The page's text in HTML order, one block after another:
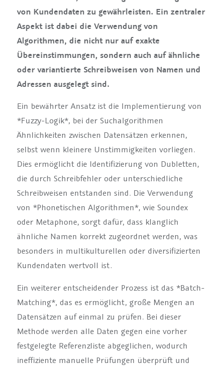
von Kundendaten zu gewährleisten. Ein zentraler
Aspekt ist dabei die Verwendung von
Algorithmen, die nicht nur auf exakte
Übereinstimmungen, sondern auch auf ähnliche
oder variantierte Schreibweisen von Namen und
Adressen ausgelegt sind.
Ein bewährter Ansatz ist die Implementierung von
*Fuzzy-Logik*, bei der Suchalgorithmen
Ähnlichkeiten zwischen Datensätzen erkennen,
selbst wenn kleinere Unstimmigkeiten vorliegen.
Dies ermöglicht die Identifizierung von Dubletten,
die durch Schreibfehler oder unterschiedliche
Schreibweisen entstanden sind. Die Verwendung
von *Phonetischen Algorithmen*, wie Soundex
oder Metaphone, sorgt dafür, dass klanglich
ähnliche Namen korrekt zugeordnet werden, was
besonders in multikulturellen oder diversifizierten
Kundendaten wertvoll ist.
Ein weiterer entscheidender Prozess ist das *Batch-
Matching*, das es ermöglicht, große Mengen an
Datensätzen auf einmal zu prüfen. Bei dieser
Methode werden alle Daten gegen eine vorher
festgelegte Referenzliste abgeglichen, wodurch
ineffiziente manuelle Prüfungen überprüft und